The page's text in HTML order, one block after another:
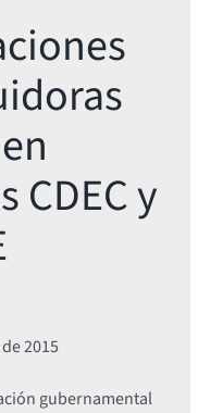
CDEC y
2015
gubernamental